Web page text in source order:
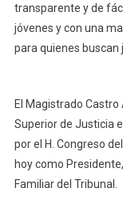
transparente y de
jóvenes y con una
para quienes buscan
El Magistrado Castro
Superior de Justicia
por el H. Congreso
hoy como
Familiar del Tribunal.